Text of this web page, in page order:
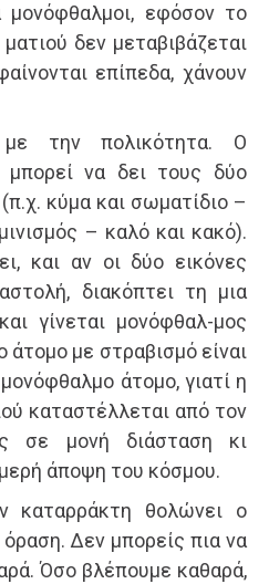
μονόφθαλμοι, εφόσον το
δεν μεταβιβάζεται
επίπεδα, χάνουν
με την πολικότητα. Ο
να δει τους δύο
κύμα και σωματίδιο –
– καλό και κακό).
και αν οι δύο εικόνες
διακόπτει τη μια
γίνεται μονόφθαλ-μος
άτομο με στραβισμό είναι
άτομο, γιατί η
καταστέλλεται από τον
σε μονή διάσταση κι
άποψη του κόσμου.
καταρράκτη θολώνει ο
Δεν μπορείς πια να
Όσο βλέπουμε καθαρά,